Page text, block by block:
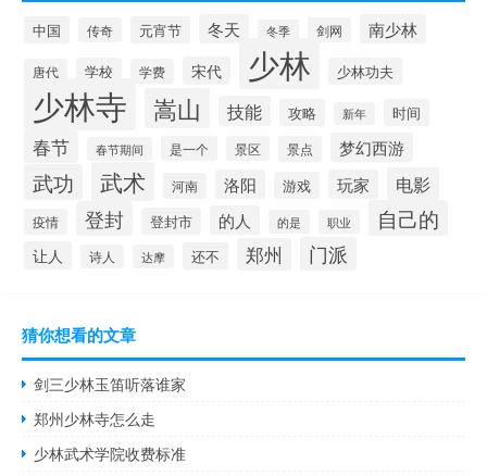
中国 传奇 元宵节 冬天 冬季 剑网 南少林
唐代 学校 学费 宋代 少林 少林功夫
少林寺 嵩山 技能 攻略 新年 时间
春节 春节期间 是一个 景区 景点 梦幻西游
武功 武术 河南 洛阳 游戏 玩家 电影
疫情 登封 登封市 的人 的是 职业 自己的
让人 诗人 达摩 还不 郑州 门派
猜你想看的文章
剑三少林玉笛听落谁家
郑州少林寺怎么走
少林武术学院收费标准